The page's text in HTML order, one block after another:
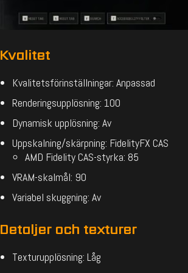
Kvalitet
Kvalitetsförinställningar: Anpassad
Renderingsupplösning: 100
Dynamisk upplösning: Av
Uppskalning/skärpning: FidelityFX CAS
AMD Fidelity CAS-styrka: 85
VRAM-skalmål: 90
Variabel skuggning: Av
Detaljer och texturer
Texturupplösning: Låg